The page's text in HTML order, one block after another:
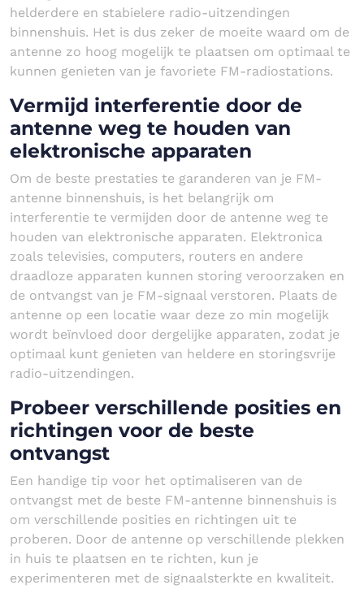
helderdere en stabielere radio-uitzendingen
binnenshuis. Het is dus zeker de moeite waard om de
antenne zo hoog mogelijk te plaatsen om optimaal te
kunnen genieten van je favoriete FM-radiostations.
Vermijd interferentie door de
antenne weg te houden van
elektronische apparaten
Om de beste prestaties te garanderen van je FM-
antenne binnenshuis, is het belangrijk om
interferentie te vermijden door de antenne weg te
houden van elektronische apparaten. Elektronica
zoals televisies, computers, routers en andere
draadloze apparaten kunnen storing veroorzaken en
de ontvangst van je FM-signaal verstoren. Plaats de
antenne op een locatie waar deze zo min mogelijk
wordt beïnvloed door dergelijke apparaten, zodat je
optimaal kunt genieten van heldere en storingsvrije
radio-uitzendingen.
Probeer verschillende posities en
richtingen voor de beste
ontvangst
Een handige tip voor het optimaliseren van de
ontvangst met de beste FM-antenne binnenshuis is
om verschillende posities en richtingen uit te
proberen. Door de antenne op verschillende plekken
in huis te plaatsen en te richten, kun je
experimenteren met de signaalsterkte en kwaliteit.